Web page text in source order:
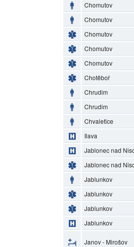
Chomutov
Chomutov
Chomutov
Chomutov
Chomutov
Chotěboř
Chrudim
Chrudim
Chvaletice
Ilava
Jablonec nad
Jablonec nad
Jablunkov
Jablunkov
Jablunkov
Jablunkov
Janov - Mirošov